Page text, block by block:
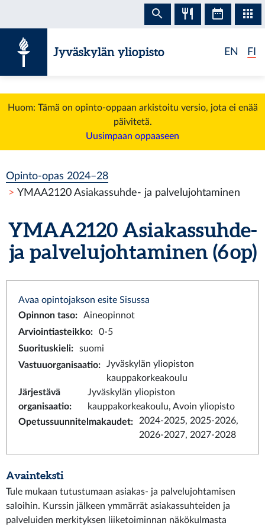
Jyväskylän yliopisto EN FI
Huom: Tämä on opinto-oppaan arkistoitu versio, jota ei enää
päivitetä.
Uusimpaan oppaaseen
Opinto-opas 2024–28
YMAA2120 Asiakassuhde- ja palvelujohtaminen
YMAA2120 Asiakassuhde-
ja palvelujohtaminen (6 op)
Avaa opintojakson esite Sisussa
Opinnon taso:
Aineopinnot
Arviointiasteikko:
0-5
Suorituskieli:
suomi
Vastuuorganisaatio:
Jyväskylän yliopiston
kauppakorkeakoulu
Järjestävä
organisaatio:
Jyväskylän yliopiston
kauppakorkeakoulu, Avoin yliopisto
Opetussuunnitelmakaudet:
2024-2025, 2025-2026,
2026-2027, 2027-2028
Avainteksti
Tule mukaan tutustumaan asiakas- ja palvelujohtamisen
saloihin. Kurssin jälkeen ymmärrät asiakassuhteiden ja
palveluiden merkityksen liiketoiminnan näkökulmasta